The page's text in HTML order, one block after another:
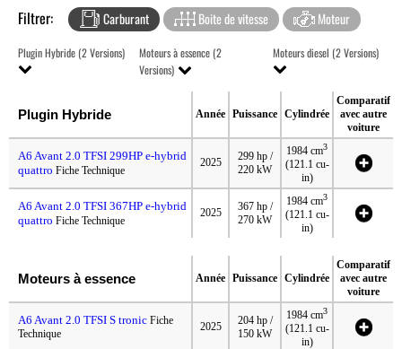
Filtrer: Carburant Boite de vitesse Moteur
Plugin Hybride (2 Versions)
Moteurs à essence (2
Versions)
Moteurs diesel (2 Versions)
Plugin Hybride Année Puissance Cylindrée
Comparatif
avec autre
voiture
A6 Avant 2.0 TFSI 299HP e-hybrid
quattro Fiche Technique
2025
299 hp /
220 kW
1984 cm3
(121.1 cu-
in)
A6 Avant 2.0 TFSI 367HP e-hybrid
quattro Fiche Technique
2025
367 hp /
270 kW
1984 cm3
(121.1 cu-
in)
Moteurs à essence Année Puissance Cylindrée
Comparatif
avec autre
voiture
A6 Avant 2.0 TFSI S tronic Fiche
Technique
2025
204 hp /
150 kW
1984 cm3
(121.1 cu-
in)